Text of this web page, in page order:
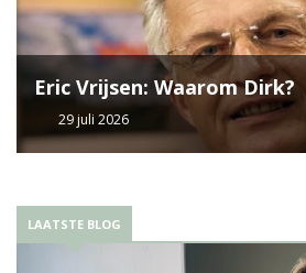
Eric Vrijsen: Waarom Dirk?
29 juli 2026
LAATSTE BLOG